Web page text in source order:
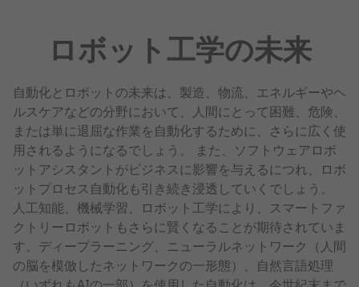
ロボット工学の未来
自動化とロボットの未来は、製造、物流、エネルギーやヘ
ルスケアなどの分野において、人間にとって困難、危険、
または単に退屈な作業を自動化するために、さらに広く使
用されるようになるでしょう。 また、ソフトウェアロボ
ットアシスタントがビジネスに影響を与えるにつれ、ロボ
ットプロセス自動化も引き続き浸透していくでしょう。
人工知能、機械学習、ロボット工学により、スマートファ
クトリーロボットもさらに賢くなることが期待されていま
す。ディープラーニング、ニューラルネットワーク（人間
の脳を模倣したネットワークの一形態）、自然言語処理